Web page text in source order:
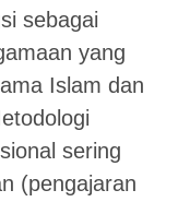
sebagai
yang
Islam dan
sering
(pengajaran